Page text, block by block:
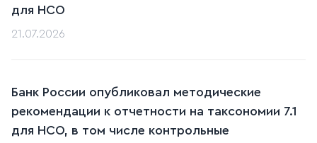
для НСО
21.07.2026
Банк России опубликовал методические
рекомендации к отчетности на таксономии 7.1
для НСО, в том числе контрольные